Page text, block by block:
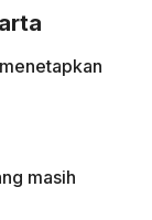
masih